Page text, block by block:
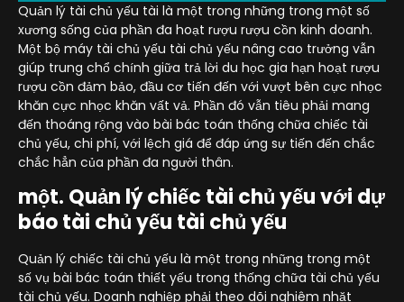
Quản lý tài chủ yếu tài là một trong những trong một số
xương sống của phần đa hoạt rượu rượu cồn kinh doanh.
Một bộ máy tài chủ yếu tài chủ yếu nâng cao trưởng vẫn
giúp trung chổ chính giữa trả lời du học gia hạn hoạt rượu
rượu cồn đảm bảo, đầu cơ tiến đến với vượt bên cực nhọc
khăn cực nhọc khăn vất vả. Phần đó vẫn tiêu phải mang
đến thoáng rộng vào bài bác toán thống chữa chiếc tài
chủ yếu, chi phí, với lệch giá để đáp ứng sự tiến đến chắc
chắc hẳn của phần đa người thân.
một. Quản lý chiếc tài chủ yếu với dự
báo tài chủ yếu tài chủ yếu
Quản lý chiếc tài chủ yếu là một trong những trong một
số vụ bài bác toán thiết yếu trong thống chữa tài chủ yếu
tài chủ yếu. Doanh nghiệp phải theo dõi nghiêm nhặt